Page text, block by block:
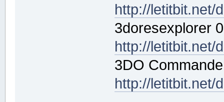
http://letitbit.net/
3doresexplorer
http://letitbit.net/
3DO
http://letitbit.net/